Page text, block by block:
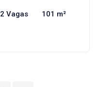
2 Vagas 101 m²